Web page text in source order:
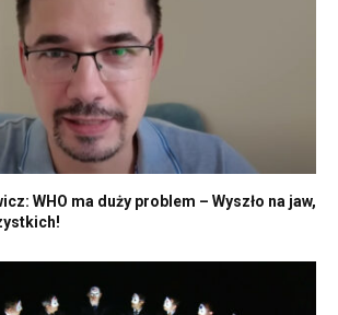
WHO ma duży problem – Wyszło na jaw,